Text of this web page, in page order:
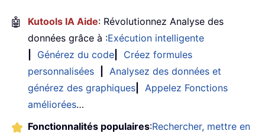
🤖 Kutools IA Aide: Révolutionnez Analyse des
données grâce à :Exécution intelligente
Générez du code
Créez formules
personnalisées
Analysez des données et
générez des graphiques
Appelez Fonctions
améliorées…
Fonctionnalités populaires:Rechercher, mettre en